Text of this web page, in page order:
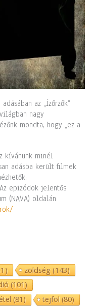
az „Ízőrzők”
nagy
mondta, hogy „ez a
kívánunk minél
adásba került filmek
Az epizódok jelentős
(NAVA) oldalán
zöldség(143)
(101)
(81) tejföl (80)